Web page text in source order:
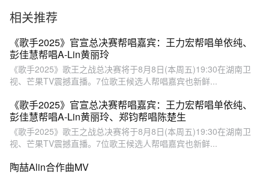
彭佳慧 《伤痕》宛如暗夜里
交错的烛火，映照着心底最
深的褶皱。ALin温柔的声线
将伤口的隐痛轻轻铺开；彭
佳慧的嗓音裹挟着倔强的颗
粒感，把愈合的伤痕深深刻
进旋律。两个人一来一回的
不断对话，用两个不同的声
音视角，把这首歌唱出层
次，唱出共鸣，更唱出彼此
慰藉的温度。#歌手2025 歌
手直播中
相关推荐
《歌手2025》官宣总决赛帮唱嘉宾：王力宏帮唱单依纯、
彭佳慧帮唱A-Lin黄丽玲
《歌手2025》歌王之战总决赛将于8月8日(本周五)19:30在湖南卫
视、芒果TV震撼直播。7位歌王候选人帮唱嘉宾也新鲜...
《歌手2025》官宣总决赛帮唱嘉宾：王力宏帮唱单依纯、
彭佳慧帮唱A-Lin黄丽玲、郑钧帮唱陈楚生
《歌手2025》歌王之战总决赛将于8月8日(本周五)19:30在湖南卫
视、芒果TV震撼直播。7位歌王候选人帮唱嘉宾也新鲜...
陶喆Alin合作曲MV